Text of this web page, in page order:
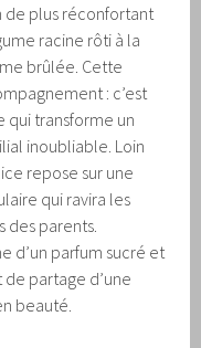
de plus réconfortant
racine rôti à la
brûlée. Cette
: c’est
transforme un
inoubliable. Loin
repose sur une
qui ravira les
des parents.
d’un parfum sucré et
partage d’une
beauté.